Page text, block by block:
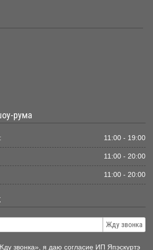
рума
11:00 - 19:00
11:00 - 20:00
11:00 - 20:00
Жду звонка
звонка», я даю согласие ИП Япэскуртэ